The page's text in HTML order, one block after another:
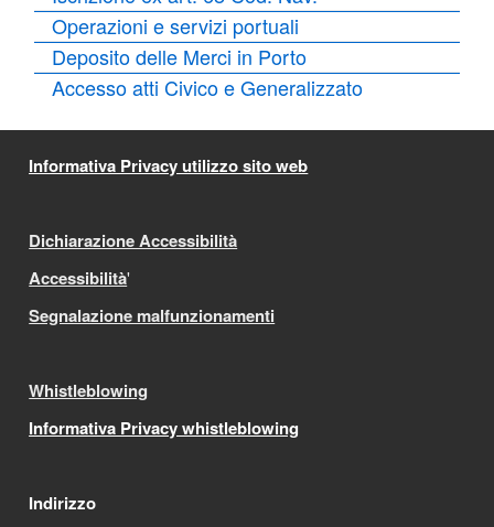
Operazioni e servizi portuali
Deposito delle Merci in Porto
Accesso atti Civico e Generalizzato
Informativa Privacy utilizzo sito web
Dichiarazione Accessibilità
Accessibilità'
Segnalazione malfunzionamenti
Whistleblowing
Informativa Privacy whistleblowing
Indirizzo